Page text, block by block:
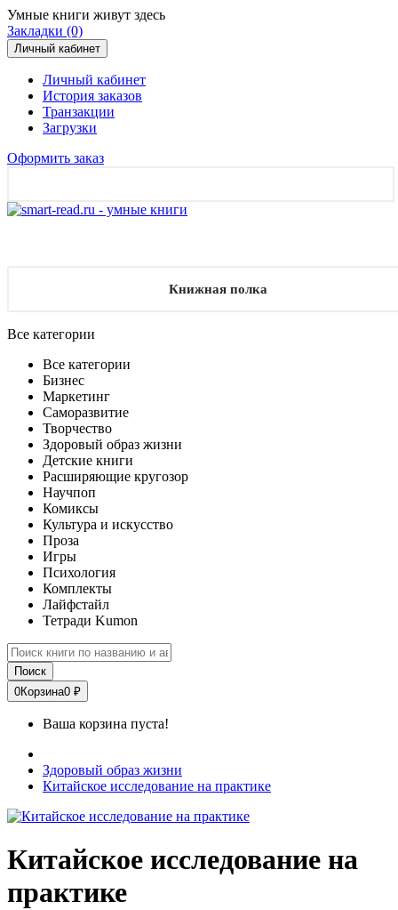
Умные книги живут здесь
Закладки (0)
Личный кабинет
Личный кабинет
История заказов
Транзакции
Загрузки
Оформить заказ
Книжная полка
Все категории
Все категории
Бизнес
Маркетинг
Саморазвитие
Творчество
Здоровый образ жизни
Детские книги
Расширяющие кругозор
Научпоп
Комиксы
Культура и искусство
Проза
Игры
Психология
Комплекты
Лайфстайл
Тетради Kumon
Поиск
0Корзина0 ₽
Ваша корзина пуста!
Здоровый образ жизни
Китайское исследование на практике
Китайское исследование на
практике